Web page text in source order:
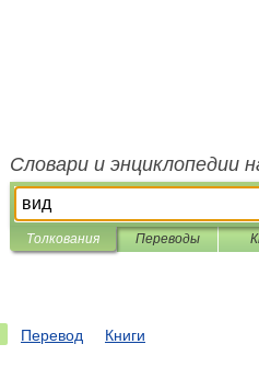
Словари и энциклопедии
Толкования Переводы
Перевод Книги